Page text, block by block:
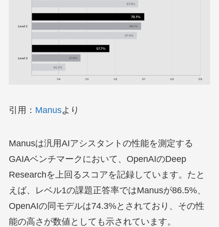
引用： Manusより
Manusは汎用AIアシスタントの性能を測定する
GAIAベンチマークにおいて、OpenAIのDeep
Researchを上回るスコアを記録しています。たと
えば、レベル1の課題正答率ではManusが86.5%、
OpenAIの同モデルは74.3%とされており、その性
能の高さが数値としても示されています。